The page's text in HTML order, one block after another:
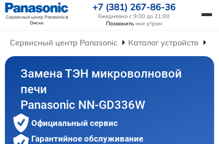
Сервисный центр Panasonicв
Омске
+7 (381) 267-86-36
Ежедневно с 9:00 до 21:00
Позвонить мне утром
Сервисный центр Panasonic Каталог устройств
Замена ТЭН микроволновой
печи
Panasonic NN-GD336W
Официальный сервис
Гарантийное обслуживание